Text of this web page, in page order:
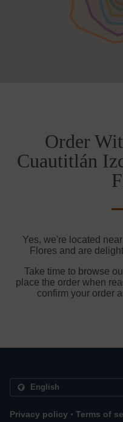
Order
Cuautitlán
Yes, we're located
Flores and are
Take time to browse
place the order when
confirm your order
Privacy policy . Terms of